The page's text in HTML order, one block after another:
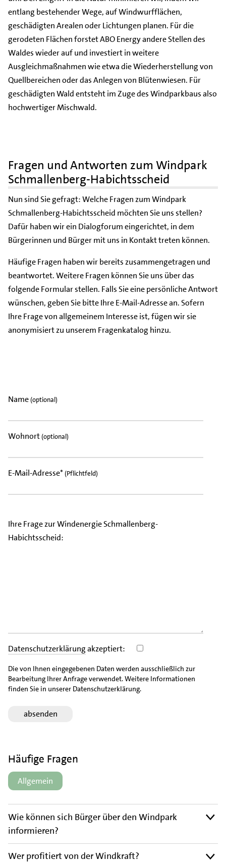
entlang bestehender Wege, auf Windwurfflächen,
geschädigten Arealen oder Lichtungen planen. Für die
gerodeten Flächen forstet ABO Energy andere Stellen des
Waldes wieder auf und investiert in weitere
Ausgleichmaßnahmen wie etwa die Wiederherstellung von
Quellbereichen oder das Anlegen von Blütenwiesen. Für
geschädigten Wald entsteht im Zuge des Windparkbaus also
hochwertiger Mischwald.
Fragen und Antworten zum Windpark
Schmallenberg-Habichtsscheid
Nun sind Sie gefragt: Welche Fragen zum Windpark
Schmallenberg-Habichtsscheid möchten Sie uns stellen?
Dafür haben wir ein Dialogforum eingerichtet, in dem
Bürgerinnen und Bürger mit uns in Kontakt treten können.
Häufige Fragen haben wir bereits zusammengetragen und
beantwortet. Weitere Fragen können Sie uns über das
folgende Formular stellen. Falls Sie eine persönliche Antwort
wünschen, geben Sie bitte Ihre E-Mail-Adresse an. Sofern
Ihre Frage von allgemeinem Interesse ist, fügen wir sie
anonymisiert zu unserem Fragenkatalog hinzu.
Name (optional)
Wohnort (optional)
E-Mail-Adresse* (Pflichtfeld)
Ihre Frage zur Windenergie Schmallenberg-
Habichtsscheid:
Datenschutzerklärungakzeptiert:
Die von Ihnen eingegebenen Daten werden ausschließlich zur
Bearbeitung Ihrer Anfrage verwendet. Weitere Informationen
finden Sie in unserer Datenschutzerklärung.
Häufige Fragen
Allgemein
Wie können sich Bürger über den Windpark
informieren?
Wer profitiert von der Windkraft?